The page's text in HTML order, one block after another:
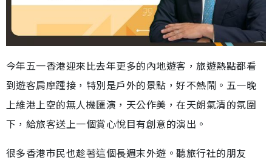
今年五一香港迎來比去年更多的內地遊客，旅遊熱點都看
到遊客肩摩踵接，特別是戶外的景點，好不熱鬧。五一晚
上維港上空的無人機匯演，天公作美，在天朗氣清的氛圍
下，給旅客送上一個賞心悅目有創意的演出。
很多香港市民也趁著這個長週末外遊。聽旅行社的朋友